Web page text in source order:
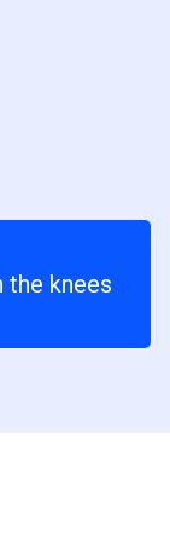
the knees